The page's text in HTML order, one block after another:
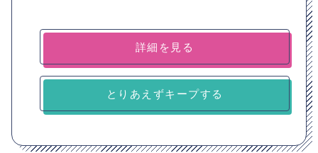
詳細を見る
とりあえずキープする